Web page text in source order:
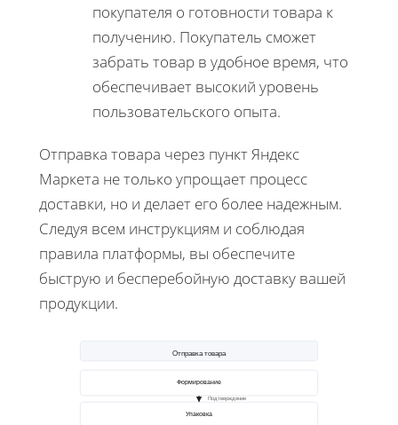
покупателя о готовности товара к
получению. Покупатель сможет
забрать товар в удобное время, что
обеспечивает высокий уровень
пользовательского опыта.
Отправка товара через пункт Яндекс
Маркета не только упрощает процесс
доставки, но и делает его более надежным.
Следуя всем инструкциям и соблюдая
правила платформы, вы обеспечите
быструю и бесперебойную доставку вашей
продукции.
Отправка товара
Формирование
Упаковка
Подтверждение